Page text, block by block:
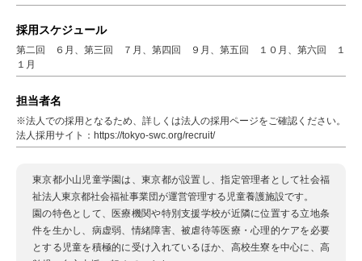
採用スケジュール
第二回 ６月、第三回 ７月、第四回 ９月、第五回 １０月、第六回 １
１月
担当者名
※法人での採用となるため、詳しくは法人の採用ページをご確認ください。
法人採用サイト：https://tokyo-swc.org/recruit/
東京都小山児童学園は、東京都が設置し、指定管理者として社会福
祉法人東京都社会福祉事業団が運営管理する児童養護施設です。
園の特色として、医療機関や特別支援学校が近隣に位置する立地条
件を生かし、病虚弱、情緒障害、被虐待等医療・心理的ケアを必要
とする児童を積極的に受け入れているほか、高校生寮を中心に、高